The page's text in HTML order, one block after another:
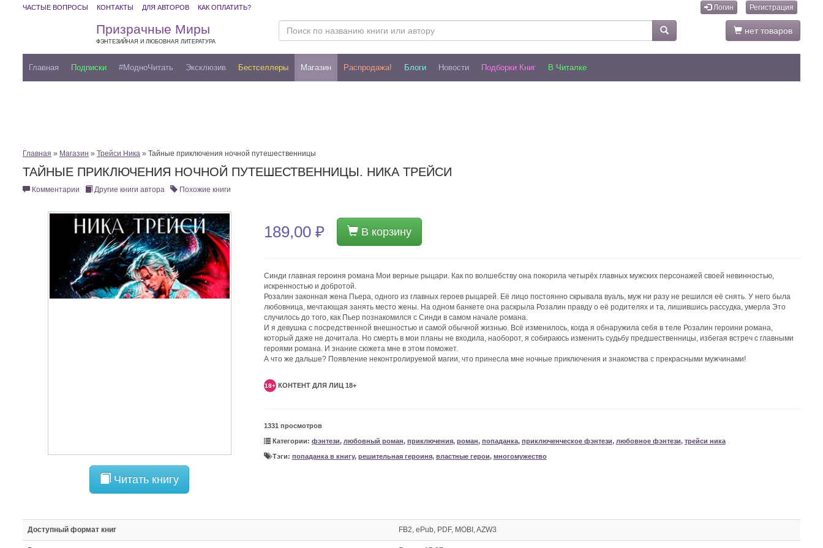
ЧАСТЫЕ ВОПРОСЫ КОНТАКТЫ ДЛЯ АВТОРОВ КАК ОПЛАТИТЬ? Логин Регистрация
Призрачные Миры
ФЭНТЕЗИЙНАЯ И ЛЮБОВНАЯ ЛИТЕРАТУРА
нет товаров
Главная Подписки #МодноЧитать Эксклюзив Бестселлеры Магазин Распродажа! Блоги Новости Подборки Книг В Читалке
Главная » Магазин » Трейси Ника » Тайные приключения ночной путешественницы
ТАЙНЫЕ ПРИКЛЮЧЕНИЯ НОЧНОЙ ПУТЕШЕСТВЕННИЦЫ. НИКА ТРЕЙСИ
Комментарии Другие книги автора Похожие книги
Читать книгу
189,00 ₽ В корзину
Синди главная героиня романа Мои верные рыцари. Как по волшебству она покорила четырёх главных мужских персонажей своей невинностью,
искренностью и добротой.
Розалин законная жена Пьера, одного из главных героев рыцарей. Её лицо постоянно скрывала вуаль, муж ни разу не решился её снять. У него была
любовница, мечтающая занять место жены. На одном банкете она раскрыла Розалин правду о её родителях и та, лишившись рассудка, умерла Это
случилось до того, как Пьер познакомился с Синди в самом начале романа.
И я девушка с посредственной внешностью и самой обычной жизнью. Всё изменилось, когда я обнаружила себя в теле Розалин героини романа,
который даже не дочитала. Но смерть в мои планы не входила, наоборот, я собираюсь изменить судьбу предшественницы, избегая встреч с главными
героями романа. И знание сюжета мне в этом поможет.
А что же дальше? Появление неконтролируемой магии, что принесла мне ночные приключения и знакомства с прекрасными мужчинами!
18+КОНТЕНТ ДЛЯ ЛИЦ 18+
1331 просмотров
Категории: фэнтези, любовный роман, приключения, роман, попаданка, приключенческое фэнтези, любовное фэнтези, трейси ника
Тэги: попаданка в книгу, решительная героиня, властные герои, многомужество
Доступный формат книг FB2, ePub, PDF, MOBI, AZW3